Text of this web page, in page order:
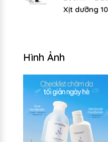
Xịt dưỡng
Hình Ảnh